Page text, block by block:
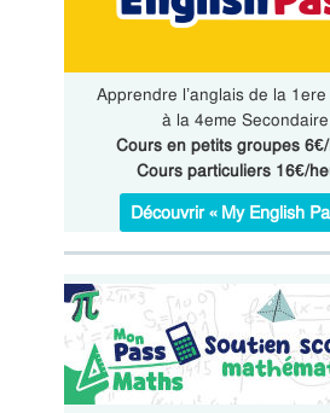
Apprendre l’anglais de la
à la 4eme Secondaire
Cours en petits groupes
Cours particuliers 16€/
Découvrir « My English